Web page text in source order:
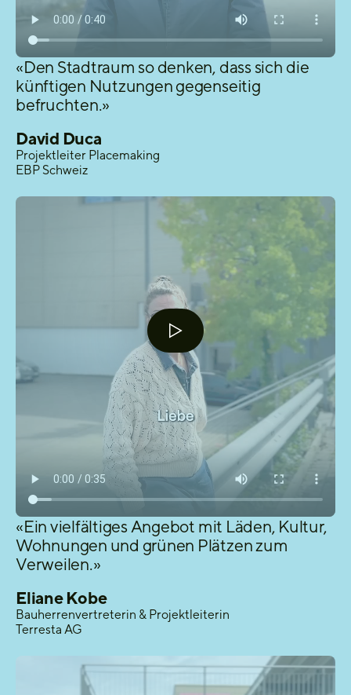
«Den Stadtraum so denken, dass sich die
künftigen Nutzungen gegenseitig
befruchten.»
David Duca
Projektleiter Placemaking
EBP Schweiz
«Ein vielfältiges Angebot mit Läden, Kultur,
Wohnungen und grünen Plätzen zum
Verweilen.»
Eliane Kobe
Bauherrenvertreterin & Projektleiterin
Terresta AG